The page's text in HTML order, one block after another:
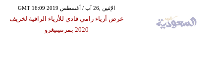
GMT 16:09 2019 الإثنين ,26 آب / أغسطس
عرض أزياء رامي قادي للأزياء الراقية لخريف
2020 بمزنتينيغرو